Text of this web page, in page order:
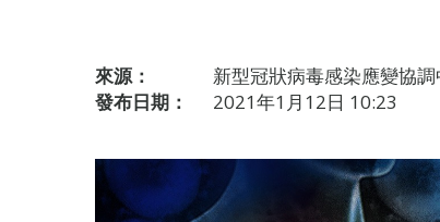
來源：
新型冠狀病毒感染應變協
發布日期：
2021年1月12日 10:23